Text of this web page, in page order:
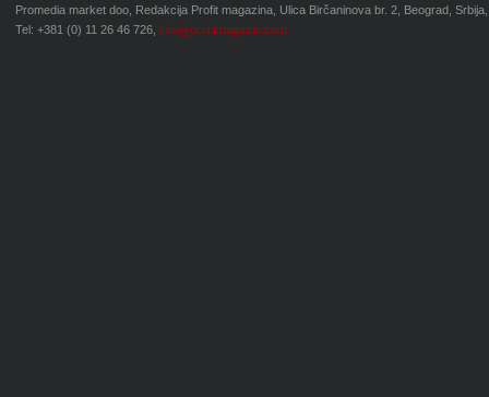
Promedia market doo, Redakcija Profit magazina, Ulica Birčaninova br. 2, Beograd, Srbija,
Tel: +381 (0) 11 26 46 726, info@profitmagazin.com